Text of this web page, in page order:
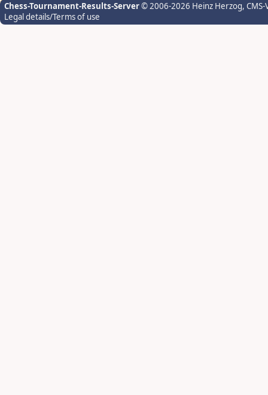
Chess-Tournament-Results-Server© 2006-2026 Heinz Herzog,
Legal details/Terms of use